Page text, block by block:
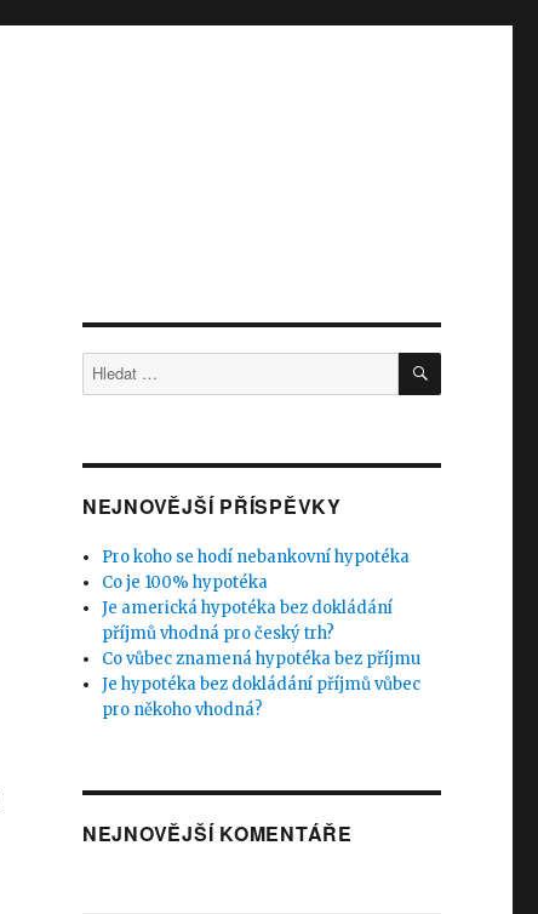
Hledat: HLEDÁNÍ
NEJNOVĚJŠÍ PŘÍSPĚVKY
Pro koho se hodí nebankovní hypotéka
Co je 100% hypotéka
Je americká hypotéka bez dokládání
příjmů vhodná pro český trh?
Co vůbec znamená hypotéka bez příjmu
Je hypotéka bez dokládání příjmů vůbec
pro někoho vhodná?
NEJNOVĚJŠÍ KOMENTÁŘE